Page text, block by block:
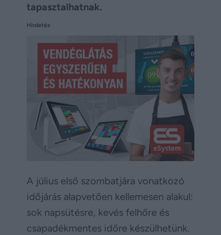
tapasztalhatnak.
Hirdetés
A július első szombatjára vonatkozó
időjárás alapvetően kellemesen alakul:
sok napsütésre, kevés felhőre és
csapadékmentes időre készülhetünk.